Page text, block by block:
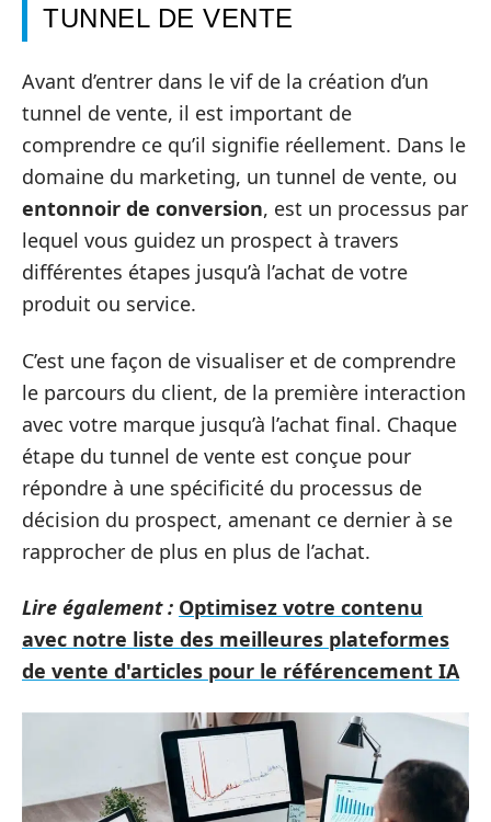
TUNNEL DE VENTE
Avant d’entrer dans le vif de la création d’un
tunnel de vente, il est important de
comprendre ce qu’il signifie réellement. Dans le
domaine du marketing, un tunnel de vente, ou
entonnoir de conversion, est un processus par
lequel vous guidez un prospect à travers
différentes étapes jusqu’à l’achat de votre
produit ou service.
C’est une façon de visualiser et de comprendre
le parcours du client, de la première interaction
avec votre marque jusqu’à l’achat final. Chaque
étape du tunnel de vente est conçue pour
répondre à une spécificité du processus de
décision du prospect, amenant ce dernier à se
rapprocher de plus en plus de l’achat.
Lire également : Optimisez votre contenu
avec notre liste des meilleures plateformes
de vente d'articles pour le référencement IA